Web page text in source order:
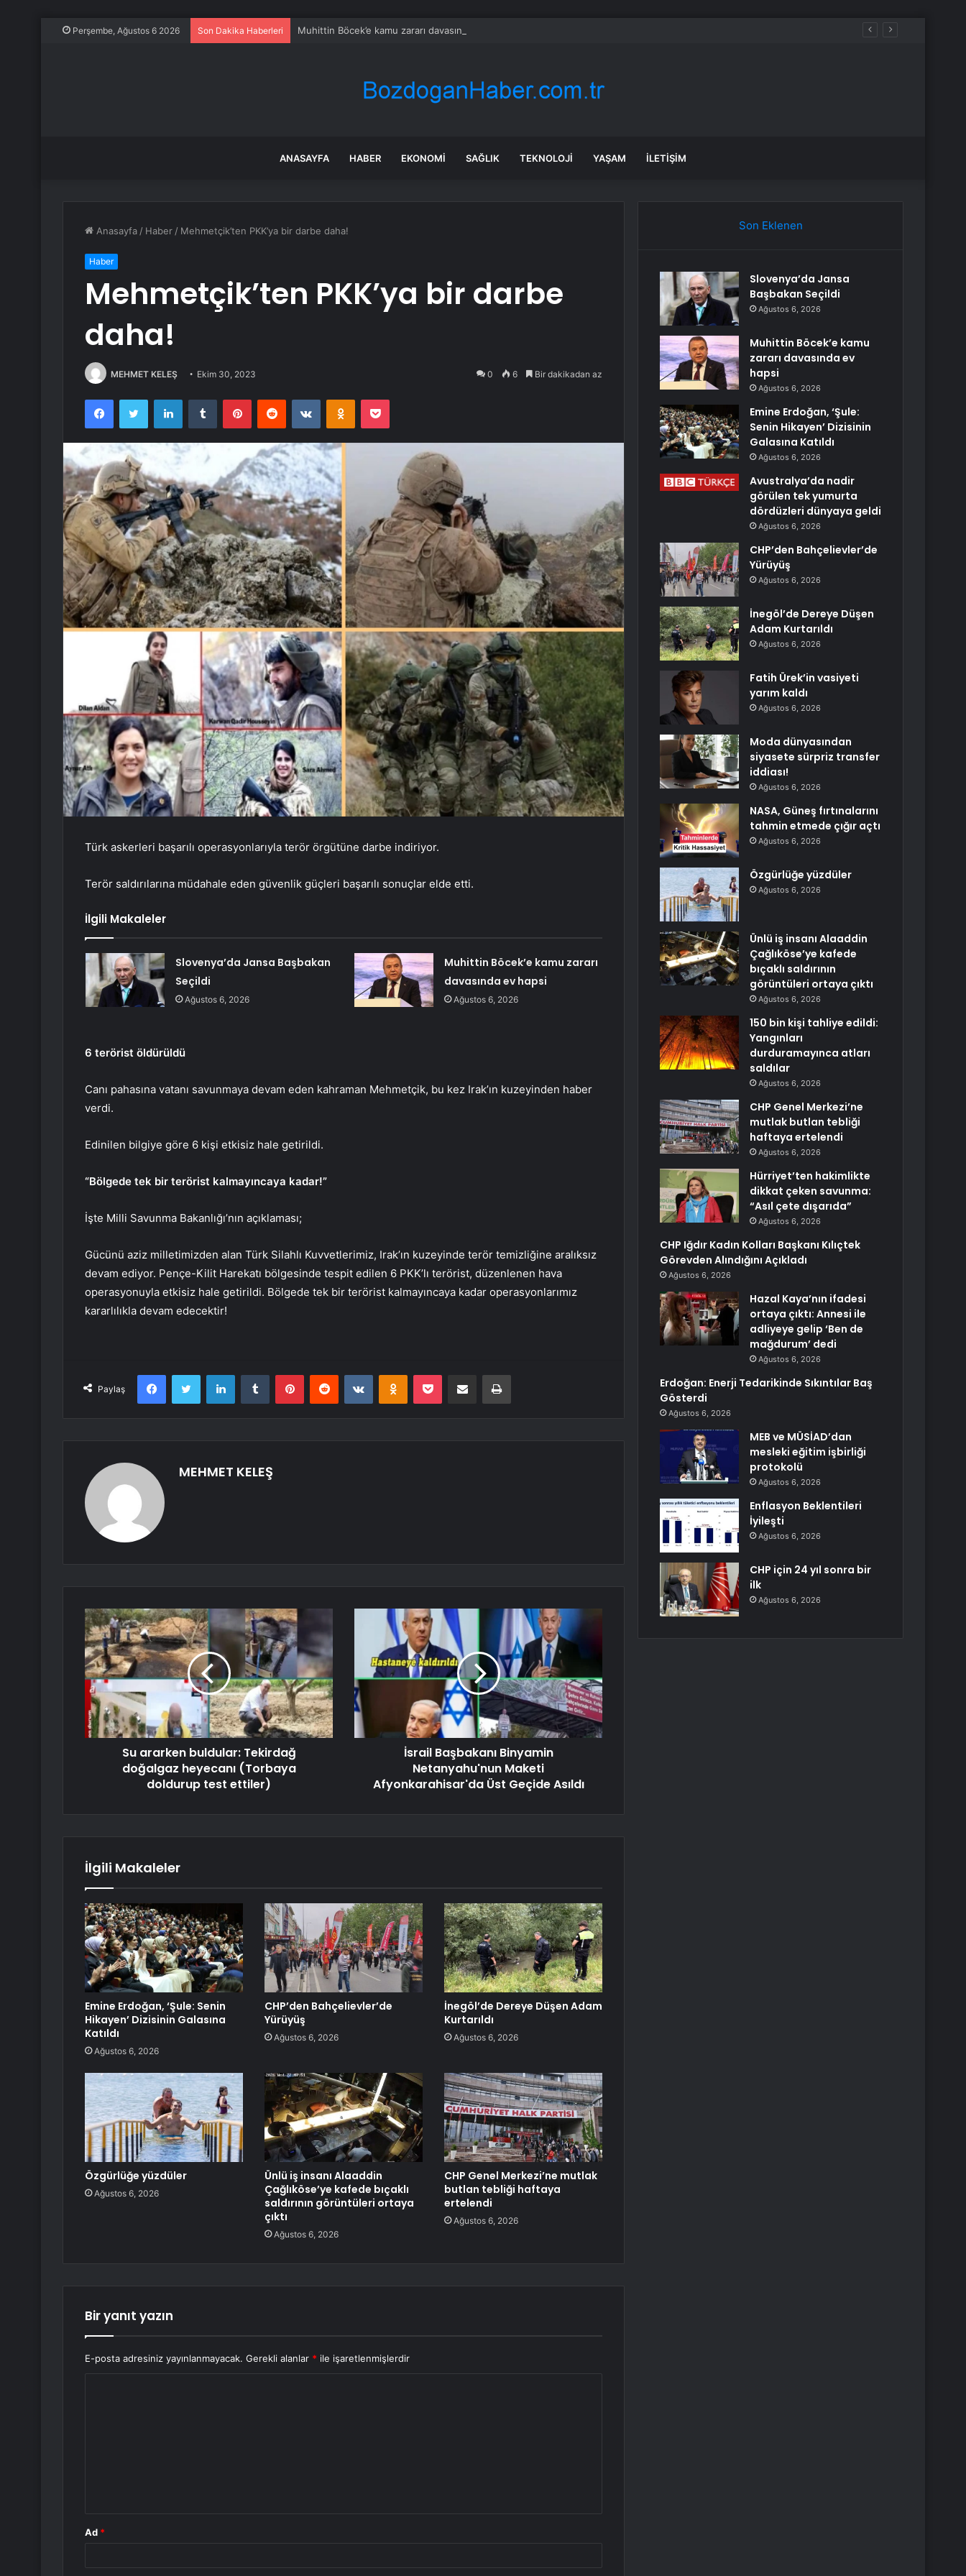
Perşembe, Ağustos 6 2026 Son Dakika Haberleri Muhittin Böcek’e kamu zararı davasında ev hapsi
ANASAYFA HABER EKONOMI SAĞLIK TEKNOLOJI YAŞAM İLETIŞIM
Anasayfa / Haber / Mehmetçik’ten PKK’ya bir darbe daha!
Haber
Mehmetçik’ten PKK’ya bir darbe
daha!
MEHMET KELEŞ Ekim 30, 2023 0 6 Bir dakikadan az
FacebookTwitter LinkedInTumblr PinterestReddit VKontakteOdnoklassniki
Pocket
Türk askerleri başarılı operasyonlarıyla terör örgütüne darbe indiriyor.
Terör saldırılarına müdahale eden güvenlik güçleri başarılı sonuçlar elde etti.
İlgili Makaleler
Slovenya’da Jansa Başbakan
Seçildi
Ağustos 6, 2026
Muhittin Böcek’e kamu zararı
davasında ev hapsi
Ağustos 6, 2026
6 terörist öldürüldü
Canı pahasına vatanı savunmaya devam eden kahraman Mehmetçik, bu kez Irak’ın kuzeyinden haber
verdi.
Edinilen bilgiye göre 6 kişi etkisiz hale getirildi.
“Bölgede tek bir terörist kalmayıncaya kadar!”
İşte Milli Savunma Bakanlığı’nın açıklaması;
Gücünü aziz milletimizden alan Türk Silahlı Kuvvetlerimiz, Irak’ın kuzeyinde terör temizliğine aralıksız
devam ediyor. Pençe-Kilit Harekatı bölgesinde tespit edilen 6 PKK’lı terörist, düzenlenen hava
operasyonuyla etkisiz hale getirildi. Bölgede tek bir terörist kalmayıncaya kadar operasyonlarımız
kararlılıkla devam edecektir!
Paylaş
FacebookTwitter LinkedInTumblr PinterestReddit VKontakteOdnoklassniki
Pocket E-Posta ile paylaş Yazdır
MEHMET KELEŞ
Su ararken buldular: Tekirdağ
doğalgaz heyecanı (Torbaya
doldurup test ettiler)
İsrail Başbakanı Binyamin
Netanyahu'nun Maketi
Afyonkarahisar'da Üst Geçide Asıldı
İlgili Makaleler
Emine Erdoğan, ‘Şule: Senin
Hikayen’ Dizisinin Galasına
Katıldı
Ağustos 6, 2026
CHP’den Bahçelievler’de
Yürüyüş
Ağustos 6, 2026
İnegöl’de Dereye Düşen Adam
Kurtarıldı
Ağustos 6, 2026
Özgürlüğe yüzdüler
Ağustos 6, 2026
Ünlü iş insanı Alaaddin
Çağlıköse’ye kafede bıçaklı
saldırının görüntüleri ortaya
çıktı
Ağustos 6, 2026
CHP Genel Merkezi’ne mutlak
butlan tebliği haftaya
ertelendi
Ağustos 6, 2026
Bir yanıt yazın
E-posta adresiniz yayınlanmayacak. Gerekli alanlar * ile işaretlenmişlerdir
Ad *
Son Eklenen
Slovenya’da Jansa
Başbakan Seçildi
Ağustos 6, 2026
Muhittin Böcek’e kamu
zararı davasında ev
hapsi
Ağustos 6, 2026
Emine Erdoğan, ‘Şule:
Senin Hikayen’ Dizisinin
Galasına Katıldı
Ağustos 6, 2026
Avustralya’da nadir
görülen tek yumurta
dördüzleri dünyaya geldi
Ağustos 6, 2026
CHP’den Bahçelievler’de
Yürüyüş
Ağustos 6, 2026
İnegöl’de Dereye Düşen
Adam Kurtarıldı
Ağustos 6, 2026
Fatih Ürek’in vasiyeti
yarım kaldı
Ağustos 6, 2026
Moda dünyasından
siyasete sürpriz transfer
iddiası!
Ağustos 6, 2026
NASA, Güneş fırtınalarını
tahmin etmede çığır açtı
Ağustos 6, 2026
Özgürlüğe yüzdüler
Ağustos 6, 2026
Ünlü iş insanı Alaaddin
Çağlıköse’ye kafede
bıçaklı saldırının
görüntüleri ortaya çıktı
Ağustos 6, 2026
150 bin kişi tahliye edildi:
Yangınları
durduramayınca atları
saldılar
Ağustos 6, 2026
CHP Genel Merkezi’ne
mutlak butlan tebliği
haftaya ertelendi
Ağustos 6, 2026
Hürriyet’ten hakimlikte
dikkat çeken savunma:
“Asıl çete dışarıda”
Ağustos 6, 2026
CHP Iğdır Kadın Kolları Başkanı Kılıçtek
Görevden Alındığını Açıkladı
Ağustos 6, 2026
Hazal Kaya’nın ifadesi
ortaya çıktı: Annesi ile
adliyeye gelip ‘Ben de
mağdurum’ dedi
Ağustos 6, 2026
Erdoğan: Enerji Tedarikinde Sıkıntılar Baş
Gösterdi
Ağustos 6, 2026
MEB ve MÜSİAD’dan
mesleki eğitim işbirliği
protokolü
Ağustos 6, 2026
Enflasyon Beklentileri
İyileşti
Ağustos 6, 2026
CHP için 24 yıl sonra bir
ilk
Ağustos 6, 2026